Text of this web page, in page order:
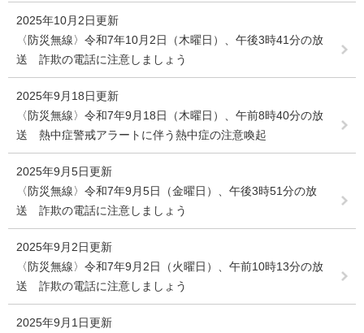
2025年10月2日更新
〈防災無線〉令和7年10月2日（木曜日）、午後3時41分の放
送 詐欺の電話に注意しましょう
2025年9月18日更新
〈防災無線〉令和7年9月18日（木曜日）、午前8時40分の放
送 熱中症警戒アラートに伴う熱中症の注意喚起
2025年9月5日更新
〈防災無線〉令和7年9月5日（金曜日）、午後3時51分の放
送 詐欺の電話に注意しましょう
2025年9月2日更新
〈防災無線〉令和7年9月2日（火曜日）、午前10時13分の放
送 詐欺の電話に注意しましょう
2025年9月1日更新